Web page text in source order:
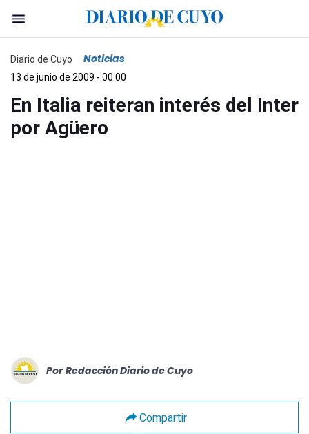
Diario de Cuyo Noticias
13 de junio de 2009 - 00:00
En Italia reiteran interés del Inter
por Agüero
Por Redacción Diario de Cuyo
Compartir